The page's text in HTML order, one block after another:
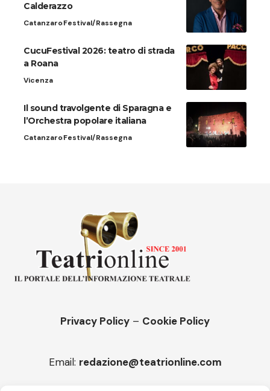
Calderazzo
CatanzaroFestival/Rassegna
CucuFestival 2026: teatro di strada
a Roana
Vicenza
Il sound travolgente di Sparagna e
l’Orchestra popolare italiana
CatanzaroFestival/Rassegna
Privacy Policy – Cookie Policy
Email: redazione@teatrionline.com